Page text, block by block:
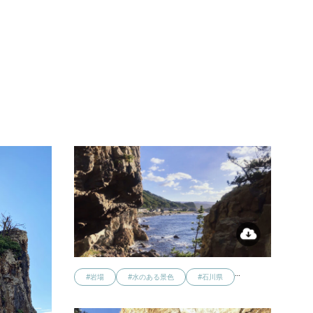
#岩場 #水のある景色 #石川県 …